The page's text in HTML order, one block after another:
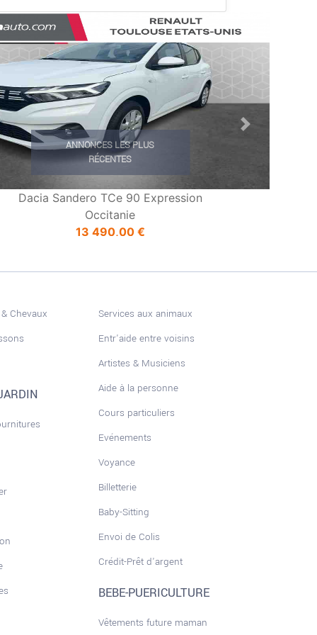
Dacia Sandero TCe 90 Expression
Occitanie
13 490,00 €
ANNONCES LES PLUS
RÉCENTES
Next
Chevaux
Services aux animaux
Entr'aide entre voisins
Artistes & Musiciens
Aide à la personne
Cours particuliers
Evénements
Voyance
Billetterie
Baby-Sitting
Envoi de Colis
Crédit-Prêt d'argent
BEBE-PUERICULTURE
Vêtements future maman